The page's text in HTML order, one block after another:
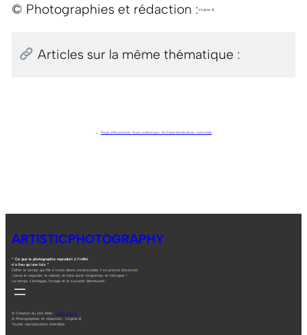
© Photographies et rédaction :Virginie B.
Articles sur la même thématique :
← Plage d’Awareness . Nusa Lembongan . Archipel des îles Nusa . Indonésie
ARTISTICPHOTOGRAPHY
“ Ce que la photographie reproduit à l’infini
n’a lieu qu’une fois ”
Défier le temps qui file à toute allure, insaisissable, il se presse d’avancer.
J’aime le regarder, le ralentir, le faire durer longtemps et l’attraper !
Le temps s’échappe, l’image et le souvenir demeurent…
© Création du site Web : digitalneed.fr
© Photographies et rédaction : Virginie B.
Toutes reproductions interdites